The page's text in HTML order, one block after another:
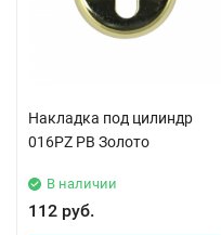
Накладка под цилиндр
016PZ PB Золото
В наличии
112 руб.